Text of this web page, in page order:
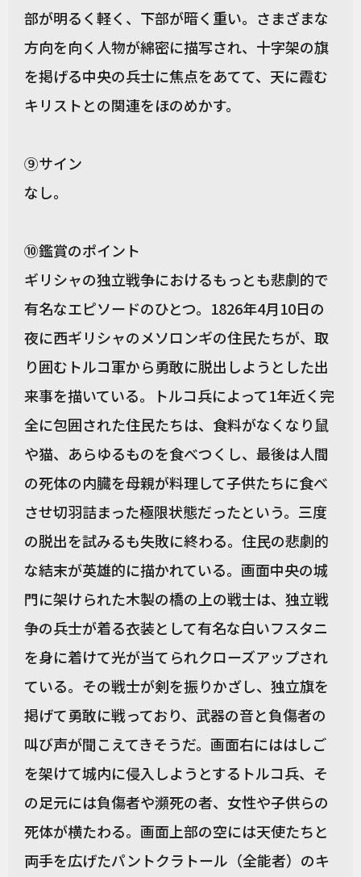
部が明るく軽く、下部が暗く重い。さまざまな
方向を向く人物が綿密に描写され、十字架の旗
を掲げる中央の兵士に焦点をあてて、天に霞む
キリストとの関連をほのめかす。
⑨サイン
なし。
⑩鑑賞のポイント
ギリシャの独立戦争におけるもっとも悲劇的で
有名なエピソードのひとつ。1826年4月10日の
夜に西ギリシャのメソロンギの住民たちが、取
り囲むトルコ軍から勇敢に脱出しようとした出
来事を描いている。トルコ兵によって1年近く完
全に包囲された住民たちは、食料がなくなり鼠
や猫、あらゆるものを食べつくし、最後は人間
の死体の内臓を母親が料理して子供たちに食べ
させ切羽詰まった極限状態だったという。三度
の脱出を試みるも失敗に終わる。住民の悲劇的
な結末が英雄的に描かれている。画面中央の城
門に架けられた木製の橋の上の戦士は、独立戦
争の兵士が着る衣装として有名な白いフスタニ
を身に着けて光が当てられクローズアップされ
ている。その戦士が剣を振りかざし、独立旗を
掲げて勇敢に戦っており、武器の音と負傷者の
叫び声が聞こえてきそうだ。画面右にははしご
を架けて城内に侵入しようとするトルコ兵、そ
の足元には負傷者や瀕死の者、女性や子供らの
死体が横たわる。画面上部の空には天使たちと
両手を広げたパントクラトール（全能者）のキ